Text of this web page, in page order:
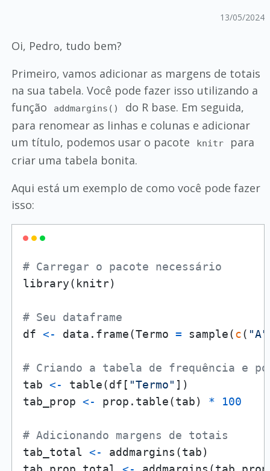
13/05/2024
Oi, Pedro, tudo bem?
Primeiro, vamos adicionar as margens de totais
na sua tabela. Você pode fazer isso utilizando a
função
addmargins()
do R base. Em seguida,
para renomear as linhas e colunas e adicionar
um título, podemos usar o pacote
knitr
para
criar uma tabela bonita.
Aqui está um exemplo de como você pode fazer
isso:
# Carregar o pacote necessário
library( knitr)
# Seu dataframe
df <- data.frame(Termo = sample(c( "A"
# Criando a tabela de frequência e
tab <- table(df [ "Termo" ] )
tab_prop <- prop.table(tab) * 100
# Adicionando margens de totais
tab_total <- addmargins (tab)